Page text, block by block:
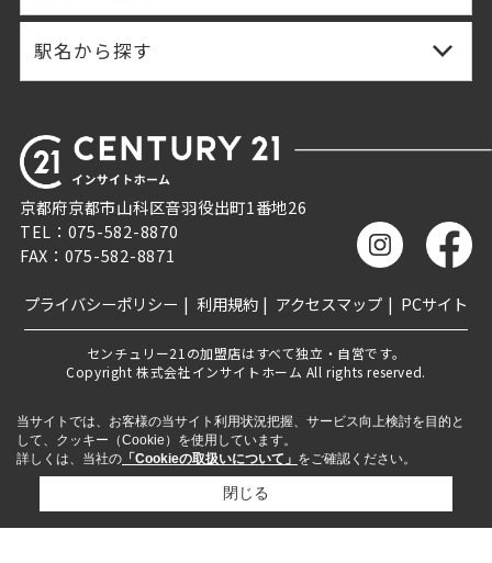
駅名から探す
京都府京都市山科区音羽役出町1番地26
TEL：075-582-8870
FAX：075-582-8871
プライバシーポリシー 利用規約 アクセスマップ PCサイト
センチュリー21の加盟店はすべて独立・自営です。
Copyright 株式会社インサイトホーム All rights reserved.
当サイトでは、お客様の当サイト利用状況把握、サービス向上検討を目的と
して、クッキー（Cookie）を使用しています。
詳しくは、当社の 「Cookieの取扱いについて」 をご確認ください。
閉じる